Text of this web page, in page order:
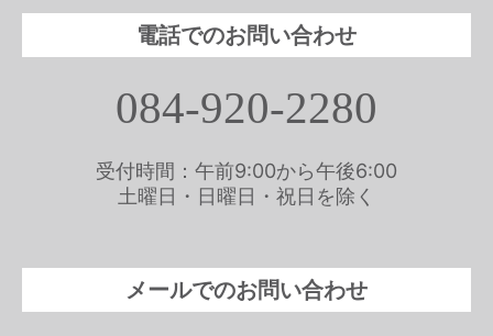
電話でのお問い合わせ
084-920-2280
受付時間：午前9:00から午後6:00
土曜日・日曜日・祝日を除く
メールでのお問い合わせ